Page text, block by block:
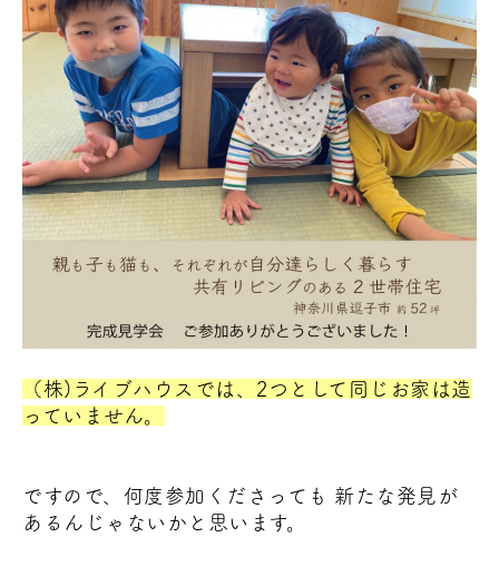
（株)ライブハウスでは、2つとして同じお家は造
っていません。
ですので、何度参加くださっても 新たな発見が
あるんじゃないかと思います。